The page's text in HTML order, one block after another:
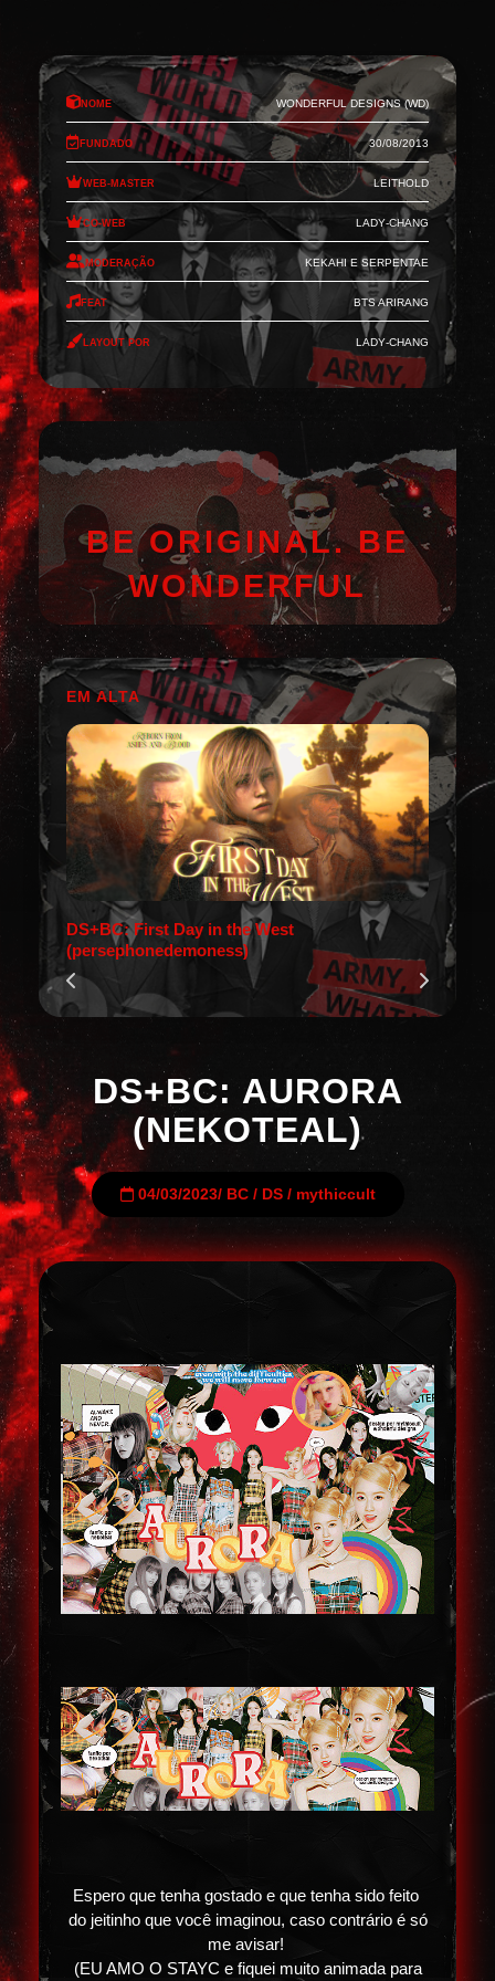
Nome Wonderful Designs (WD)
Fundado 30/08/2013
Web-Master Leithold
Co-Web Lady-Chang
Moderação Kekahi e Serpentae
Feat BTS Arirang
Layout por Lady-Chang
BE ORIGINAL. BE
WONDERFUL
EM ALTA
DS+BC: First Day in the West
(persephonedemoness)
DS+BC: AURORA
(NEKOTEAL)
04/03/2023/ BC/ DS/ mythiccult
Espero que tenha gostado e que tenha sido feito
do jeitinho que você imaginou, caso contrário é só
me avisar!
(EU AMO O STAYC e fiquei muito animada para